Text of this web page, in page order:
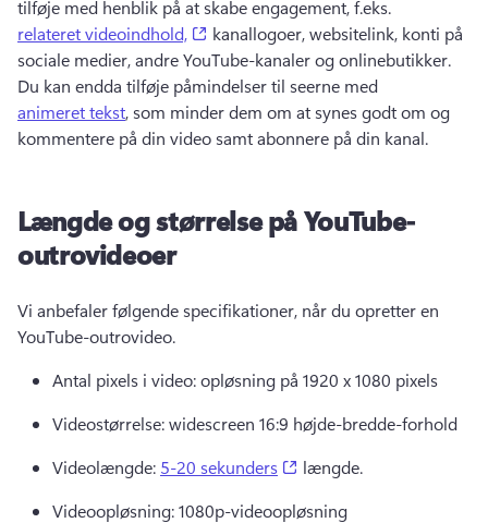
tilføje med henblik på at skabe engagement, f.eks.
relateret videoindhold,
(opens in a new tab)
kanallogoer, websitelink, konti på
Du kan endda tilføje påmindelser til seerne med
animeret tekst, som minder dem om at synes godt om og
kommentere på din video samt abonnere på din kanal.
Længde og størrelse på YouTube-
outrovideoer
Vi anbefaler følgende specifikationer, når du opretter en
YouTube-outrovideo.
Antal pixels i video: opløsning på 1920 x 1080 pixels
Videostørrelse: widescreen 16:9 højde-bredde-forhold
Videolængde: 5-20 sekunders (opens in a new tab)
længde.
Videoopløsning: 1080p-videoopløsning